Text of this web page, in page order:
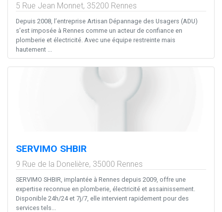
5 Rue Jean Monnet, 35200 Rennes
Depuis 2008, l’entreprise Artisan Dépannage des Usagers (ADU)
s’est imposée à Rennes comme un acteur de confiance en
plomberie et électricité. Avec une équipe restreinte mais
hautement ...
SERVIMO SHBIR
9 Rue de la Donelière, 35000 Rennes
SERVIMO SHBIR, implantée à Rennes depuis 2009, offre une
expertise reconnue en plomberie, électricité et assainissement.
Disponible 24h/24 et 7j/7, elle intervient rapidement pour des
services tels...